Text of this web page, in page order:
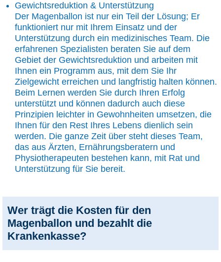
Gewichtsreduktion & Unterstützung
Der Magenballon ist nur ein Teil der Lösung; Er
funktioniert nur mit Ihrem Einsatz und der
Unterstützung durch ein medizinisches Team. Die
erfahrenen Spezialisten beraten Sie auf dem
Gebiet der Gewichtsreduktion und arbeiten mit
Ihnen ein Programm aus, mit dem Sie Ihr
Zielgewicht erreichen und langfristig halten können.
Beim Lernen werden Sie durch Ihren Erfolg
unterstützt und können dadurch auch diese
Prinzipien leichter in Gewohnheiten umsetzen, die
Ihnen für den Rest Ihres Lebens dienlich sein
werden. Die ganze Zeit über steht dieses Team,
das aus Ärzten, Ernährungsberatern und
Physiotherapeuten bestehen kann, mit Rat und
Unterstützung für Sie bereit.
Wer trägt die Kosten für den
Magenballon und bezahlt die
Krankenkasse?